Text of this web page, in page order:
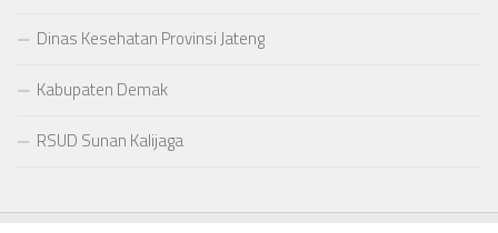
Dinas Kesehatan Provinsi Jateng
Kabupaten Demak
RSUD Sunan Kalijaga